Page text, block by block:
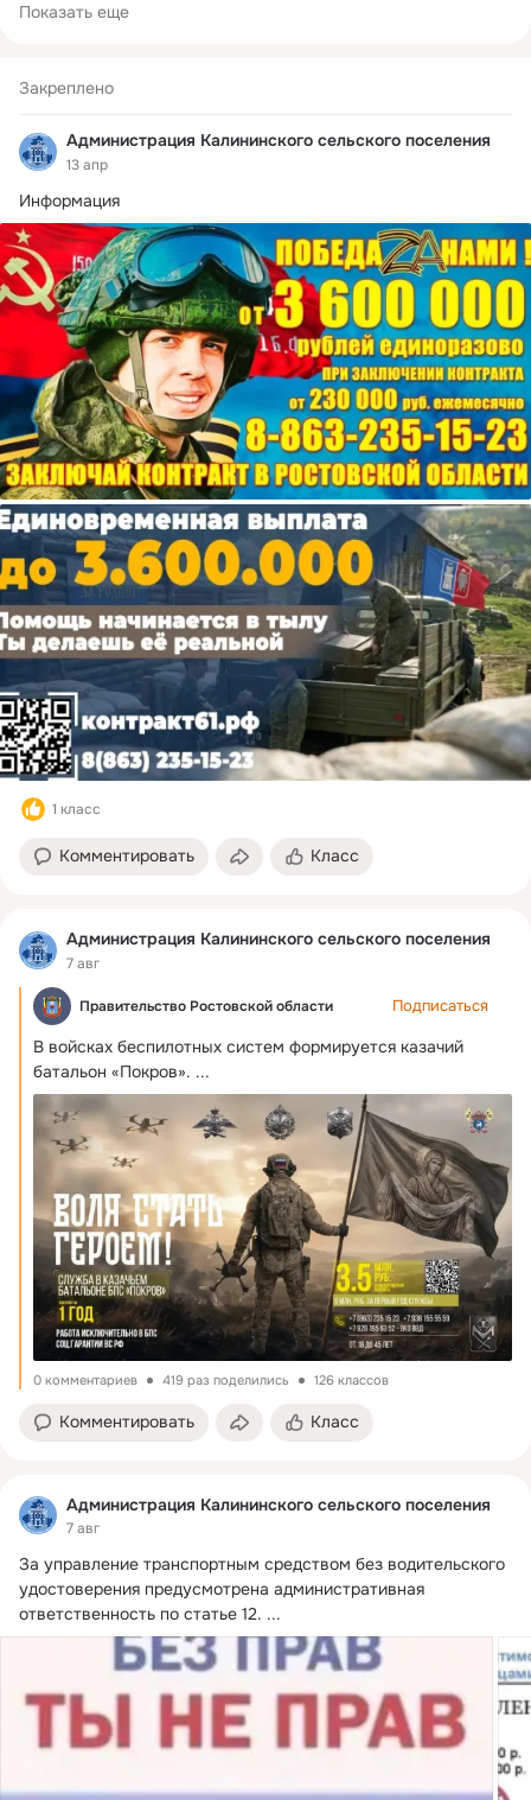
Закреплено
Администрация Калининского сельского поселения
13 апр
Информация
1 класс
Комментировать Класс
Администрация Калининского сельского поселения
7 авг
Правительство Ростовской области Подписаться
В войсках беспилотных систем формируется казачий
батальон «Покров». ...
0 комментариев 419 раз поделились 126 классов
Комментировать Класс
Администрация Калининского сельского поселения
7 авг
За управление транспортным средством без водительского
удостоверения предусмотрена административная
ответственность по статье 12. ...
Показать еще